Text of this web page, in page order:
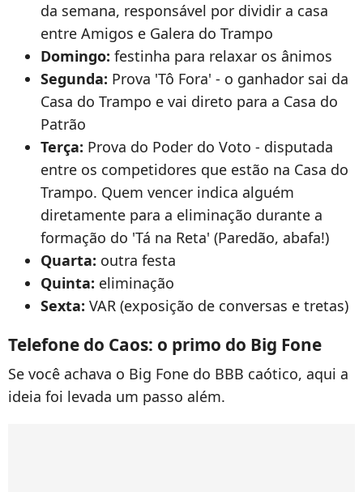
da semana, responsável por dividir a casa
entre Amigos e Galera do Trampo
Domingo: festinha para relaxar os ânimos
Segunda: Prova 'Tô Fora' - o ganhador sai da
Casa do Trampo e vai direto para a Casa do
Patrão
Terça: Prova do Poder do Voto - disputada
entre os competidores que estão na Casa do
Trampo. Quem vencer indica alguém
diretamente para a eliminação durante a
formação do 'Tá na Reta' (Paredão, abafa!)
Quarta: outra festa
Quinta: eliminação
Sexta: VAR (exposição de conversas e tretas)
Telefone do Caos: o primo do Big Fone
Se você achava o Big Fone do BBB caótico, aqui a
ideia foi levada um passo além.